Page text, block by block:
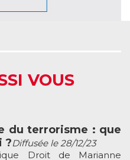
VOUS
du terrorisme : que
?Diffusée le 28/12/23
Droit de Marianne